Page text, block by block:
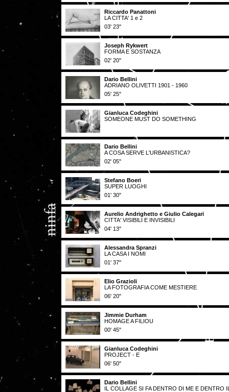
Riccardo Panattoni
LA CITTA' 1 e 2
03' 23''
Joseph Rykwert
FORMA E SOSTANZA
02' 20''
Dario Bellini
ADRIANO OLIVETTI 1901 - 1960
05' 25''
Gianluca Codeghini
SOMEONE MUST DO SOMETHING
Dario Bellini
A COSA SERVE L'URBANISTICA?
02' 05''
Stefano Boeri
SUPER LUOGHI
01' 30''
Aurelio Andrighetto e Giulio Calegari
CITTA' VISIBILI E INVISIBILI
04' 13''
Alessandra Spranzi
LA CASA I NOMI
01' 37''
Elio Grazioli
LA FOTOGRAFIA COME MESTIERE
06' 20''
Jimmie Durham
HOMAGE A FILIOU
00' 45''
Gianluca Codeghini
PROJECT - E
06' 50''
Dario Bellini
IL COLLAGE SI FA DENTRO DI ME E DENTRO